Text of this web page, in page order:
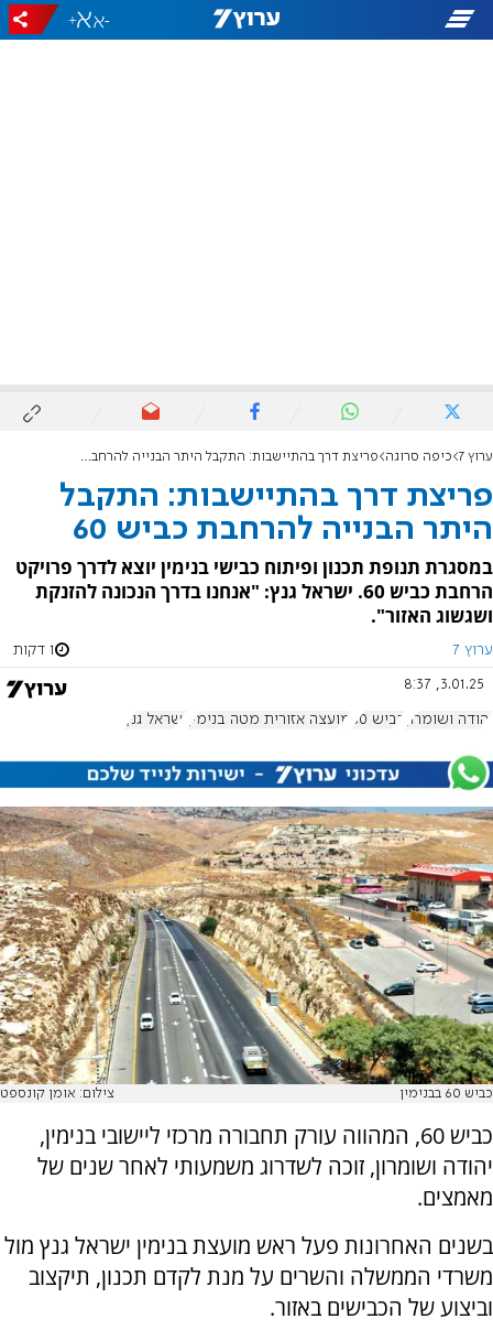
-
+
ערוץ 7 כיפה סרוגה פריצת דרך בהתיישבות: התקבל היתר הבנייה להרחבת כביש 60
פריצת דרך בהתיישבות: התקבל
היתר הבנייה להרחבת כביש 60
במסגרת תנופת תכנון ופיתוח כבישי בנימין יוצא לדרך פרויקט
הרחבת כביש 60. ישראל גנץ: "אנחנו בדרך הנכונה להזנקת
ושגשוג האזור".
ערוץ 7 1 דקות
3.01.25, 8:37
יהודה ושומרון כביש 60 מועצה אזורית מטה בנימין ישראל גנץ
כביש 60 בבנימין צילום: אומן קונספט
כביש 60, המהווה עורק תחבורה מרכזי ליישובי בנימין,
יהודה ושומרון, זוכה לשדרוג משמעותי לאחר שנים של
מאמצים.
בשנים האחרונות פעל ראש מועצת בנימין ישראל גנץ מול
משרדי הממשלה והשרים על מנת לקדם תכנון, תיקצוב
וביצוע של הכבישים באזור.